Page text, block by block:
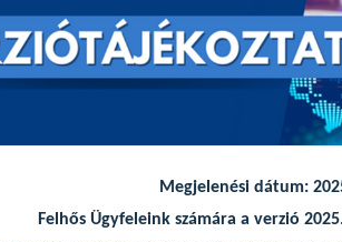
Megjelenési dátum:
Felhős Ügyfeleink számára a verzió